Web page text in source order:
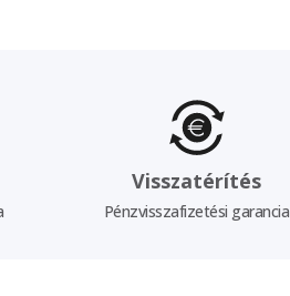
Visszatérítés
Pénzvisszafizetési garancia